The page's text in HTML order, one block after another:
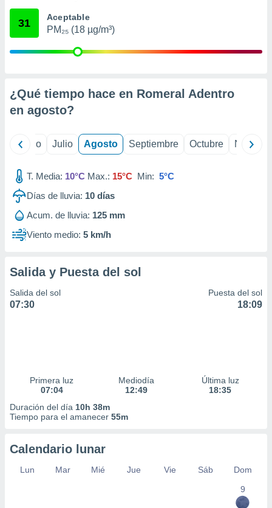
mediante
publicidad
1199
31 Aceptable
PM₂₅ (18 µg/m³)
¿Qué tiempo hace en Romeral Adentro
en agosto?
Junio Julio Agosto Septiembre Octubre
T. Media: 10°C Max.: 15°C Min: 5°C
Días de lluvia: 10 días
Acum. de lluvia: 125 mm
Viento medio: 5 km/h
Salida y Puesta del sol
Salida del sol
07:30
Puesta del sol
18:09
Primera luz
07:04
Mediodía
12:49
Última luz
18:35
Duración del día 10h 38m
Tiempo para el amanecer 55m
Calendario lunar
Lun Mar Mié Jue Vie Sáb
Dom
9